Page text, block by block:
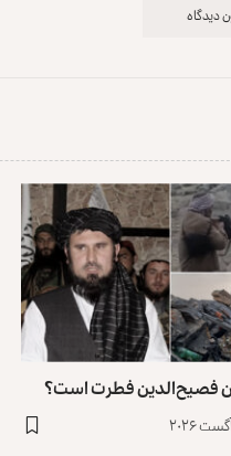
دیدگاه
فصیح‌الدین فطرت است؟